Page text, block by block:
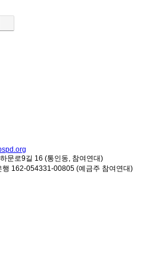
문로9길 16 (통인동, 참여연대)
행 162-054331-00805 (예금주 참여연대)